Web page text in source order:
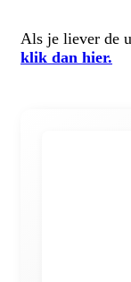
Als je liever de
klik dan hier.